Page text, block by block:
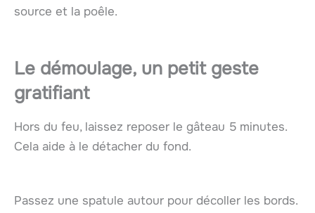
source et la poêle.
Le démoulage, un petit geste
gratifiant
Hors du feu, laissez reposer le gâteau 5 minutes.
Cela aide à le détacher du fond.
Passez une spatule autour pour décoller les bords.